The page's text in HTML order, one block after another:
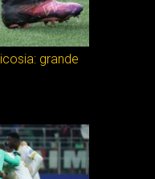
grande